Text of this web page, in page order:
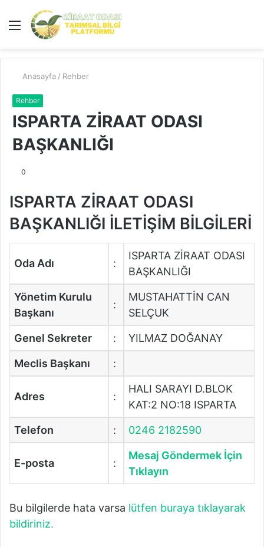
Menü
...
Anasayfa / Rehber
Rehber
ISPARTA ZİRAAT ODASI
BAŞKANLIĞI
0
ISPARTA ZİRAAT ODASI
BAŞKANLIĞI İLETİŞİM BİLGİLERİ
Oda Adı :
ISPARTA ZİRAAT ODASI
BAŞKANLIĞI
Yönetim Kurulu
Başkanı
:
MUSTAHATTİN CAN
SELÇUK
Genel Sekreter : YILMAZ DOĞANAY
Meclis Başkanı :
Adres :
HALI SARAYI D.BLOK
KAT:2 NO:18 ISPARTA
Telefon : 0246 2182590
E-posta :
Mesaj Göndermek İçin
Tıklayın
Bu bilgilerde hata varsa lütfen buraya tıklayarak
bildiriniz.